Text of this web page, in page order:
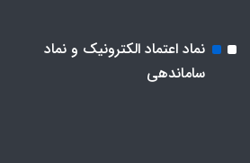
نماد اعتماد الکترونیک و نماد
ساماندهی